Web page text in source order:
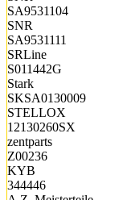
SA9531104
SNR
SA9531111
SRLine
S011442G
Stark
SKSA0130009
STELLOX
12130260SX
zentparts
Z00236
KYB
344446